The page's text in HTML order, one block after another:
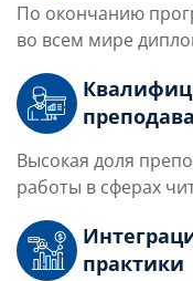
По окончанию
во всем мире
Высокая доля
работы в сферах
практики